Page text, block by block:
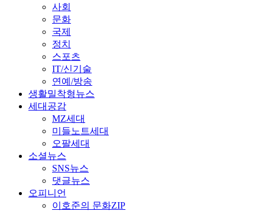
사회
문화
국제
정치
스포츠
IT/신기술
연예/방송
생활밀착형뉴스
세대공감
MZ세대
미들노트세대
오팔세대
소셜뉴스
SNS뉴스
댓글뉴스
오피니언
이호준의 문화ZIP